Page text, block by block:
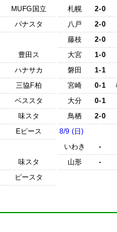
MUFG国立
パナスタ
豊田ス
ハナサカ
三協F柏
ベススタ
味スタ
Eピース
味スタ
ピースタ
札幌
2-0
八戸
2-0
藤枝
2-0
大宮
1-0
磐田
1-1
宮崎
0-1
大分
0-1
鳥栖
2-0
8/9 (日)
いわき
-
山形
-